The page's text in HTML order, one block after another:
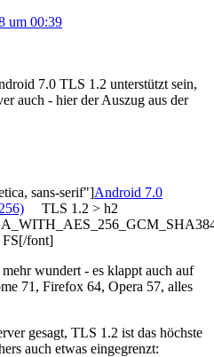
um 00:39
7.0 TLS 1.2 unterstützt sein,
auch - hier der Auszug aus der
sans-serif"]Android 7.0
TLS 1.2 > h2
font]
wundert - es klappt auch auf
71, Firefox 64, Opera 57, alles
gesagt, TLS 1.2 ist das höchste
auch etwas eingegrenzt: